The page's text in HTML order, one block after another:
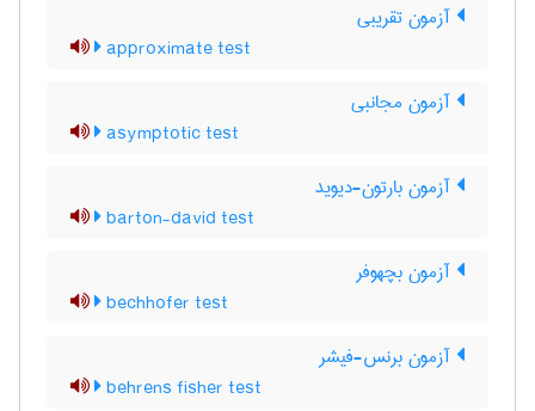
آزمون تقریبی
approximate test
آزمون مجانبی
asymptotic test
آزمون بارتون-دیوید
barton-david test
آزمون بچهوفر
bechhofer test
آزمون برنس-فیشر
behrens fisher test